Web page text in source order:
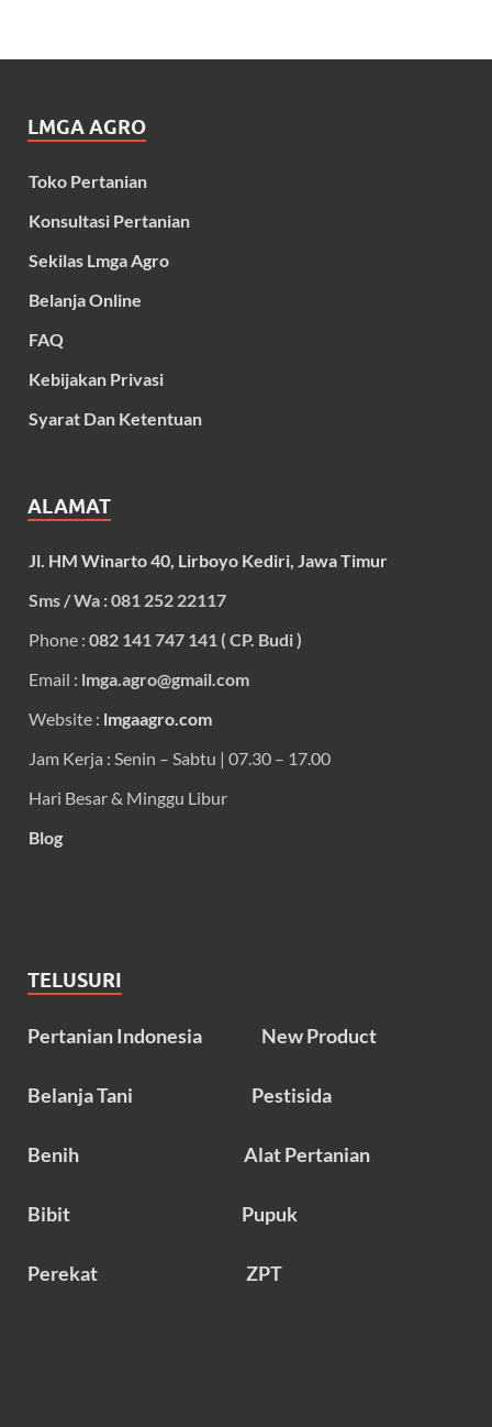
LMGA AGRO
Toko Pertanian
Konsultasi Pertanian
Sekilas Lmga Agro
Belanja Online
FAQ
Kebijakan Privasi
Syarat Dan Ketentuan
ALAMAT
Jl. HM Winarto 40, Lirboyo Kediri, Jawa Timur
Sms / Wa : 081 252 22117
Phone : 082 141 747 141 ( CP. Budi )
Email : lmga.agro@gmail.com
Website : lmgaagro.com
Jam Kerja : Senin – Sabtu | 07.30 – 17.00
Hari Besar & Minggu Libur
Blog
TELUSURI
Pertanian Indonesia New Product
Belanja Tani Pestisida
Benih Alat Pertanian
Bibit Pupuk
Perekat ZPT